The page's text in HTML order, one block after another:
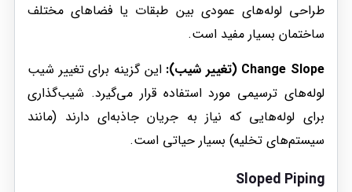
طراحی لوله‌های عمودی بین طبقات یا فضاهای مختلف
ساختمان بسیار مفید است.
Change Slope (تغییر شیب):
این گزینه برای تغییر شیب
لوله‌های ترسیمی مورد استفاده قرار می‌گیرد. شیب‌گذاری
برای لوله‌هایی که نیاز به جریان جاذبه‌ای دارند (مانند
سیستم‌های تخلیه) بسیار حیاتی است.
Sloped Piping